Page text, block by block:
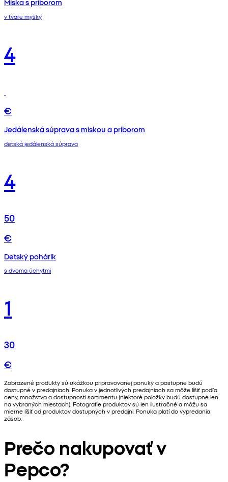
Miska s príborom
v tvare myšky
4
€
Jedálenská súprava s miskou a príborom
detská jedálenská súprava
4
50
€
Detský pohárik
s dvoma úchytmi
1
30
€
Zobrazené produkty sú ukážkou pripravovanej ponuky a postupne budú
dostupné v predajniach. Ponuka v jednotlivých predajniach sa môže líšiť podľa
ceny, množstva a dostupnosti sortimentu (niektoré položky budú dostupné len
na vybraných miestach). Fotografie produktov sú len ilustračné a môžu sa
mierne líšiť od produktov dostupných v predajni. Ponuka platí do vypredania
zásob.
Prečo nakupovať v
Pepco?